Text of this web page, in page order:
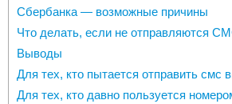
Сбербанка — возможные причины
Что делать, если не отправляются
Выводы
Для тех, кто пытается отправить смс
Для тех, кто давно пользуется